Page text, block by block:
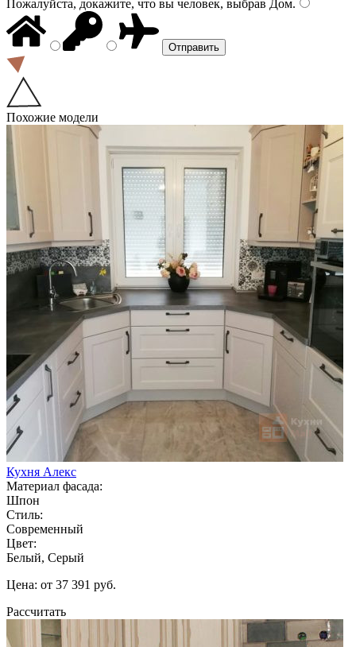
Пожалуйста, докажите, что вы человек, выбрав Дом.
Похожие модели
Кухня Алекс
Материал фасада:
Шпон
Стиль:
Современный
Цвет:
Белый, Серый
Цена: от 37 391 руб.
Рассчитать